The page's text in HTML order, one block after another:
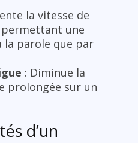
la vitesse de
une
la parole que par
: Diminue la
prolongée sur un
d’un